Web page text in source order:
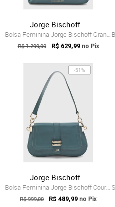
Jorge Bischoff
Bolsa Feminina Jorge Bischoff Grande Couro Verde
R$ 1.299,00 R$ 629,99 no Pix
-51%
Jorge Bischoff
Bolsa Feminina Jorge Bischoff Couro Verde
R$ 999,00 R$ 489,99 no Pix